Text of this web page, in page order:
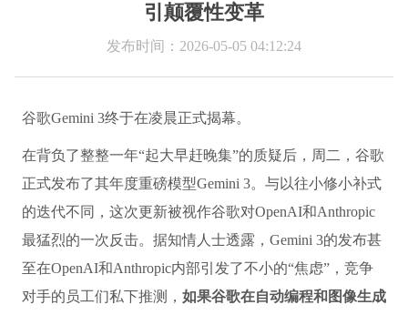
引颠覆性变革
发布时间：2026-05-05 04:12:24
谷歌Gemini 3终于在凌晨正式揭幕。
在背负了整整一年“起大早赶晚集”的质疑后，周二，谷歌
正式发布了其年度重磅模型Gemini 3。与以往小修小补式
的迭代不同，这次更新被视作谷歌对OpenAI和Anthropic
最猛烈的一次反击。据知情人士透露，Gemini 3的发布甚
至在OpenAI和Anthropic内部引发了不小的“焦虑”，竞争
对手的员工们私下推测， 如果谷歌在自动编程和图像生成